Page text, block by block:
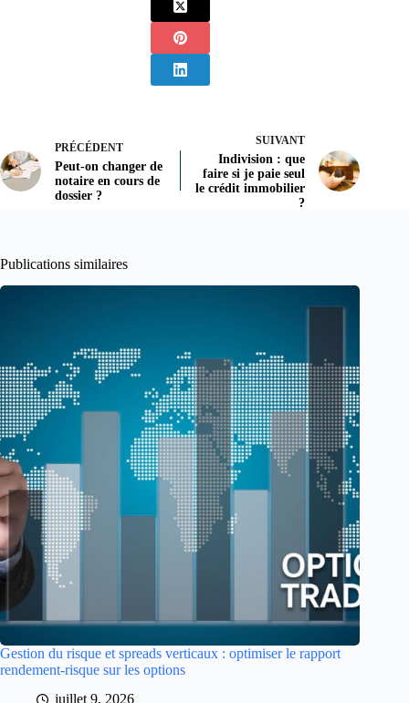
PRÉCÉDENT
Peut-on changer de
notaire en cours de
dossier ?
SUIVANT
Indivision : que
faire si je paie seul
le crédit immobilier
?
Publications similaires
Gestion du risque et spreads verticaux : optimiser le rapport
rendement-risque sur les options
juillet 9, 2026